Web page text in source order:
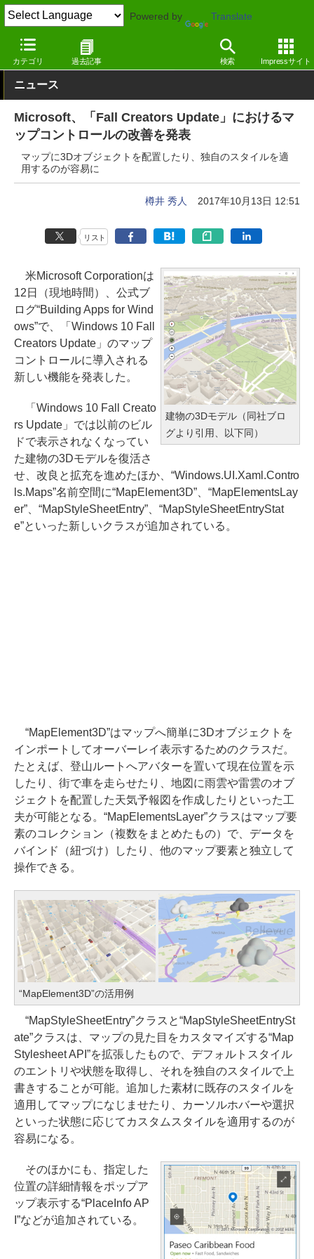
Powered by Translate
カテゴリ 過去記事 検索 Impressサイト
窓の杜 ライフ 生活
ニュース
Microsoft、「Fall Creators Update」におけるマ
ップコントロールの改善を発表
マップに3Dオブジェクトを配置したり、独自のスタイルを適
用するのが容易に
樽井 秀人 2017年10月13日 12:51
リスト
建物の3Dモデル（同社ブロ
グより引用、以下同）
米Microsoft Corporationは
12日（現地時間）、公式ブ
ログ“Building Apps for Wind
ows”で、「Windows 10 Fall
Creators Update」のマップ
コントロールに導入される
新しい機能を発表した。
「Windows 10 Fall Creato
rs Update」では以前のビル
ドで表示されなくなってい
た建物の3Dモデルを復活さ
せ、改良と拡充を進めたほか、“Windows.UI.Xaml.Contro
ls.Maps”名前空間に“MapElement3D”、“MapElementsLay
er”、“MapStyleSheetEntry”、“MapStyleSheetEntryStat
e”といった新しいクラスが追加されている。
“MapElement3D”はマップへ簡単に3Dオブジェクトを
インポートしてオーバーレイ表示するためのクラスだ。
たとえば、登山ルートへアバターを置いて現在位置を示
したり、街で車を走らせたり、地図に雨雲や雷雲のオブ
ジェクトを配置した天気予報図を作成したりといった工
夫が可能となる。“MapElementsLayer”クラスはマップ要
素のコレクション（複数をまとめたもの）で、データを
バインド（紐づけ）したり、他のマップ要素と独立して
操作できる。
“MapElement3D”の活用例
“MapStyleSheetEntry”クラスと“MapStyleSheetEntrySt
ate”クラスは、マップの見た目をカスタマイズする“Map
Stylesheet API”を拡張したもので、デフォルトスタイル
のエントリや状態を取得し、それを独自のスタイルで上
書きすることが可能。追加した素材に既存のスタイルを
適用してマップになじませたり、カーソルホバーや選択
といった状態に応じてカスタムスタイルを適用するのが
容易になる。
そのほかにも、指定した
位置の詳細情報をポップア
ップ表示する“PlaceInfo AP
I”などが追加されている。